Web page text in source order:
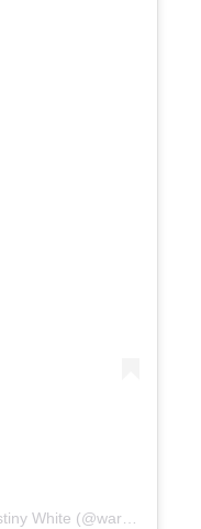
Un post condiviso da Macie Ward + Destiny White (@wardandwhite)